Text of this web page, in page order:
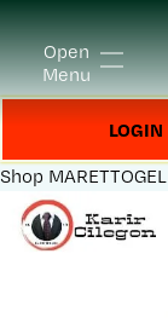
Open
Menu
LOGIN
Shop MARETTOGEL